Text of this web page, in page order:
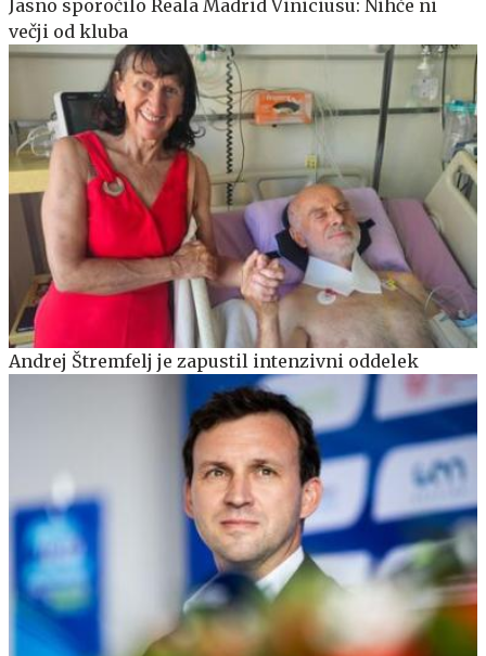
Jasno sporočilo Reala Madrid Viniciusu: Nihče ni
večji od kluba
Andrej Štremfelj je zapustil intenzivni oddelek